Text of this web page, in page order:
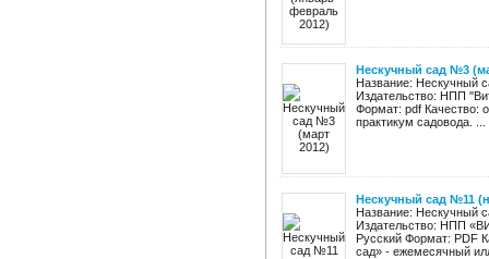
Нескучный сад №3
Название: Нескучный
Издательство: НПП
Формат: pdf Качество:
практикум садовода. ...
Нескучный сад №11
Название: Нескучный
Издательство: НПП
Русский Формат: PDF
сад» - ежемесячный